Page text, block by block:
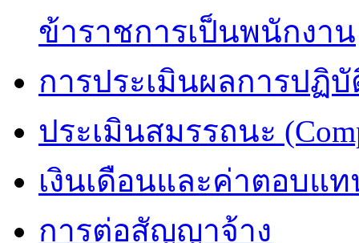
ข้าราชการเป็นพนักงาน
การประเมินผลการปฏิบั
ประเมินสมรรถนะ
เงินเดือนและค่าตอบแ
การต่อสัญญาจ้าง